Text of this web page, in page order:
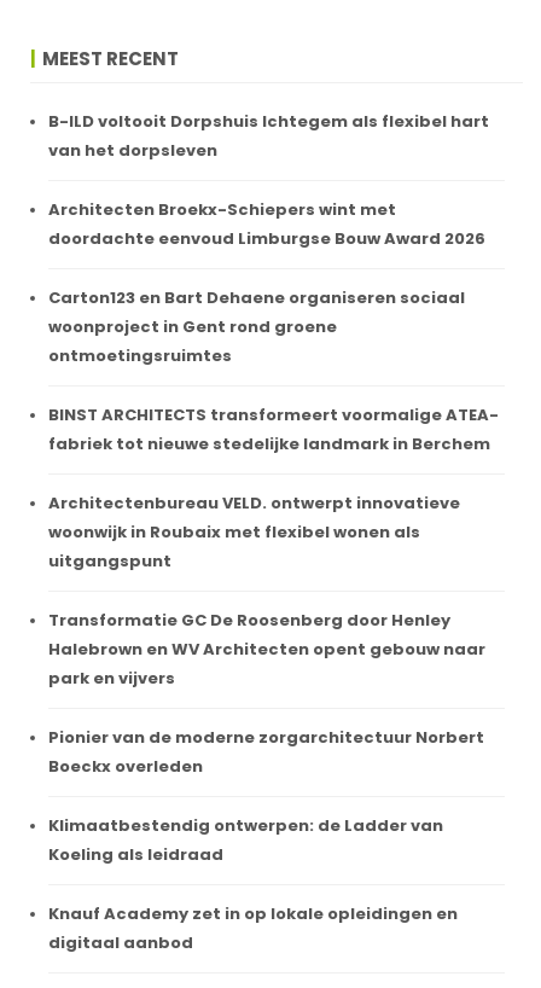
MEEST RECENT
B-ILD voltooit Dorpshuis Ichtegem als flexibel hart
van het dorpsleven
Architecten Broekx-Schiepers wint met
doordachte eenvoud Limburgse Bouw Award 2026
Carton123 en Bart Dehaene organiseren sociaal
woonproject in Gent rond groene
ontmoetingsruimtes
BINST ARCHITECTS transformeert voormalige ATEA-
fabriek tot nieuwe stedelijke landmark in Berchem
Architectenbureau VELD. ontwerpt innovatieve
woonwijk in Roubaix met flexibel wonen als
uitgangspunt
Transformatie GC De Roosenberg door Henley
Halebrown en WV Architecten opent gebouw naar
park en vijvers
Pionier van de moderne zorgarchitectuur Norbert
Boeckx overleden
Klimaatbestendig ontwerpen: de Ladder van
Koeling als leidraad
Knauf Academy zet in op lokale opleidingen en
digitaal aanbod